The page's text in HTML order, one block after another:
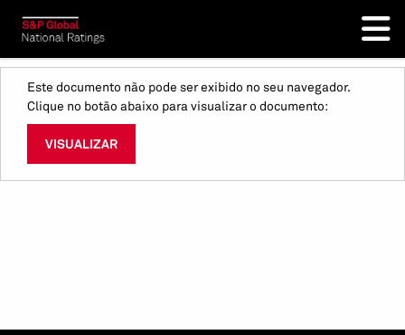
Este documento não pode ser exibido no seu navegador.
Clique no botão abaixo para visualizar o documento:
VISUALIZAR